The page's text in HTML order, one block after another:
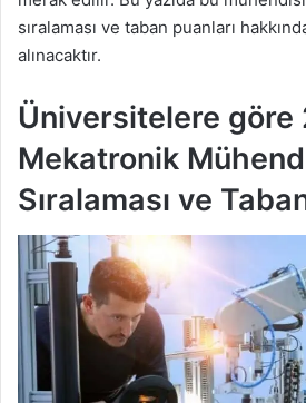
sıralaması ve taban puanları
alınacaktır.
Üniversitelere göre
Mekatronik
Sıralaması ve